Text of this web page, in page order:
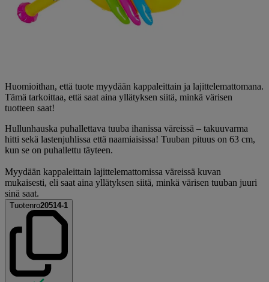
Huomioithan, että tuote myydään kappaleittain ja lajittelemattomana.
Tämä tarkoittaa, että saat aina yllätyksen siitä, minkä värisen
tuotteen saat!
Hullunhauska puhallettava tuuba ihanissa väreissä – takuuvarma
hitti sekä lastenjuhlissa että naamiaisissa! Tuuban pituus on 63 cm,
kun se on puhallettu täyteen.
Myydään kappaleittain lajittelemattomissa väreissä kuvan
mukaisesti, eli saat aina yllätyksen siitä, minkä värisen tuuban juuri
sinä saat.
Tuotenro20514-1